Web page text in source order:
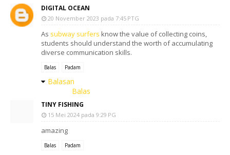
DIGITAL OCEAN
20 November 2023 pada 7:45 PTG
As subway surfers know the value of collecting coins,
students should understand the worth of accumulating
diverse communication skills.
Balas Padam
Balasan
Balas
TINY FISHING
15 Mei 2024 pada 9:29 PG
amazing
Balas Padam